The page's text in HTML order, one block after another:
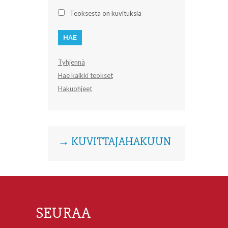
Teoksesta on kuvituksia
Tyhjennä
Hae kaikki teokset
Hakuohjeet
→ KUVITTAJAHAKUUN
SEURAA